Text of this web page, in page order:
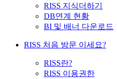
RISS 지식더하기
DB연계 현황
BI 및 배너 다운로드
RISS 처음 방문 이세요?
RISS란?
RISS 이용권한